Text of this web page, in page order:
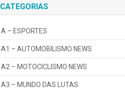
CATEGORIAS
A – ESPORTES
A1 – AUTOMOBILISMO NEWS
A2 – MOTOCICLISMO NEWS
A3 – MUNDO DAS LUTAS